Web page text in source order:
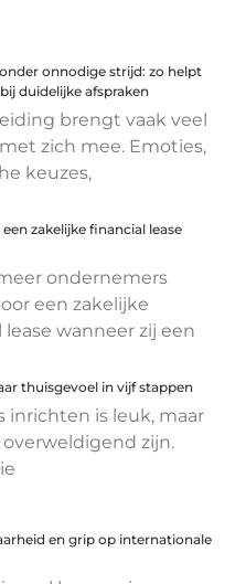
onnodige strijd: zo helpt
duidelijke afspraken
brengt vaak veel
zich mee. Emoties,
keuzes,
zakelijke financial lease
ondernemers
een zakelijke
lease wanneer zij een
thuisgevoel in vijf stappen
inrichten is leuk, maar
zijn.
en grip op internationale